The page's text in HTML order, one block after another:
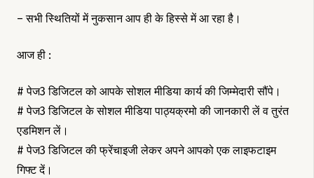
– सभी स्थितियों में नुकसान आप ही के हिस्से में आ रहा है।
आज ही :
# पेज3 डिजिटल को आपके सोशल मीडिया कार्य की जिम्मेदारी सौंपे।
# पेज3 डिजिटल के सोशल मीडिया पाठ्यक्रमो की जानकारी लें व तुरंत
एडमिशन लें।
# पेज3 डिजिटल की फ्रेंचाइजी लेकर अपने आपको एक लाइफटाइम
गिफ्ट दें।